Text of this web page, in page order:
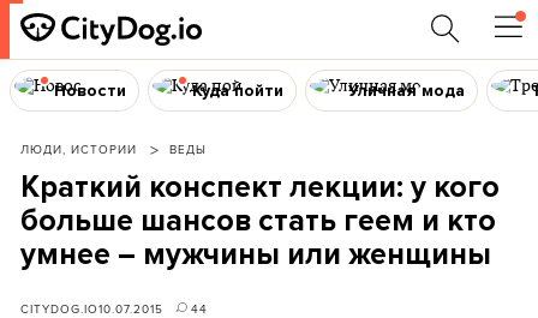
Новости Куда пойти Уличная мода
ЛЮДИ, ИСТОРИИ ВЕДЫ
Краткий конспект лекции: у кого
больше шансов стать геем и кто
умнее – мужчины или женщины
CITYDOG.IO10.07.2015 44